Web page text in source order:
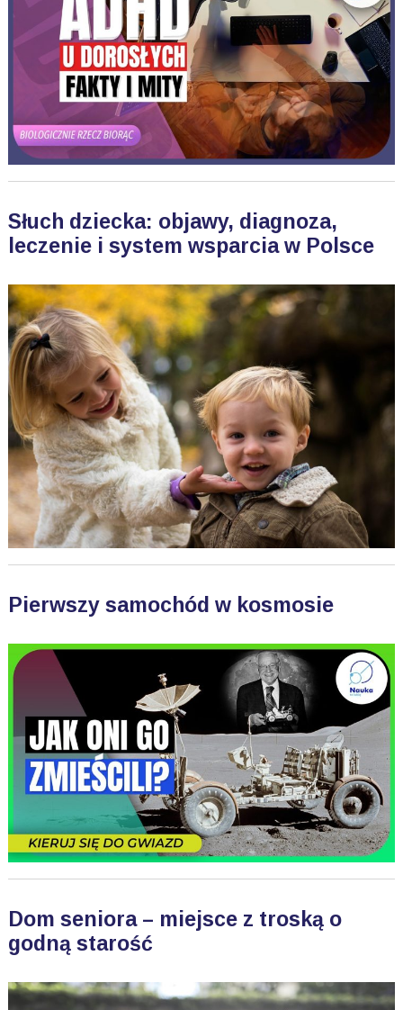
Słuch dziecka: objawy, diagnoza,
leczenie i system wsparcia w Polsce
Pierwszy samochód w kosmosie
Dom seniora – miejsce z troską o
godną starość